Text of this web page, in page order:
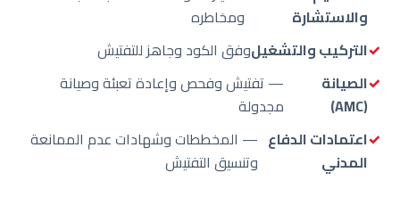
والاستشارة
ومخاطره
التركيب والتشغيلوفق الكود وجاهز للتفتيش
الصيانة
(AMC)
— تفتيش وفحص وإعادة تعبئة وصيانة
مجدولة
اعتمادات الدفاع
المدني
— المخططات وشهادات عدم الممانعة
وتنسيق التفتيش